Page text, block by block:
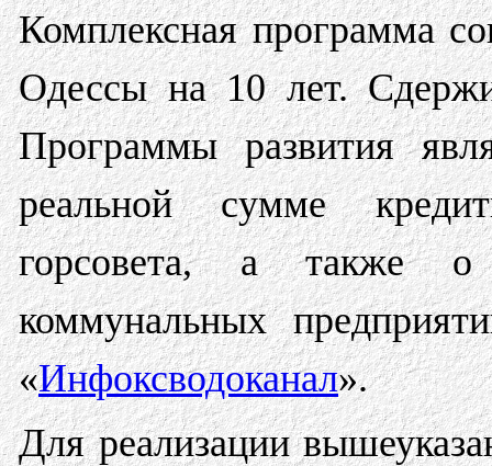
Комплексная программа
Одессы на 10 лет.
Программы развития
реальной сумме
горсовета, а также о
коммунальных
«Инфоксводоканал».
Для реализации